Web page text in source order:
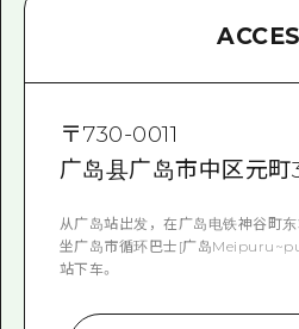
〒730-0011
广岛县广岛市中区元町
从广岛站出发，在广岛电铁神谷町
坐广岛市循环巴士[广岛
站下车。